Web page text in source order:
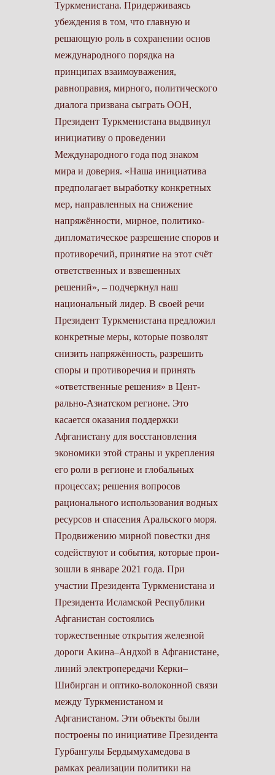
Туркменистана. Придерживаясь
убеждения в том, что главную и
решающую роль в сохранении основ
международного порядка на
принципах взаимоуважения,
равноправия, мирного, политического
диалога призвана сыграть ООН,
Президент Туркменистана выдвинул
инициативу о проведении
Международного года под знаком
мира и доверия. «Наша инициатива
предполагает выработку конкретных
мер, направленных на снижение
напряжённости, мирное, политико-
дипломатическое разрешение споров и
противоречий, принятие на этот счёт
ответственных и взвешенных
решений», – подчеркнул наш
национальный лидер. В своей речи
Президент Туркменистана предложил
конкретные меры, которые позволят
снизить напряжённость, разрешить
споры и противоречия и принять
«ответственные решения» в Цент­
рально-Азиатском регионе. Это
касается оказания поддержки
Афганистану для восстановления
экономики этой страны и укрепления
его роли в регионе и глобальных
процессах; решения вопросов
рационального использования водных
ресурсов и спасения Аральского моря.
Продвижению мирной повестки дня
содействуют и события, которые прои­
зошли в январе 2021 года. При
участии Президента Туркменистана и
Президента Исламской Республики
Афганистан состоя­лись
торжественные открытия железной
дороги Акина–Андхой в Афганистане,
линий электропередачи Керки–
Шибирган и оптико-волоконной связи
между Туркменистаном и
Афганистаном. Эти объекты были
построены по инициативе Президента
Гурбангулы Бердымухамедова в
рамках реализации политики на